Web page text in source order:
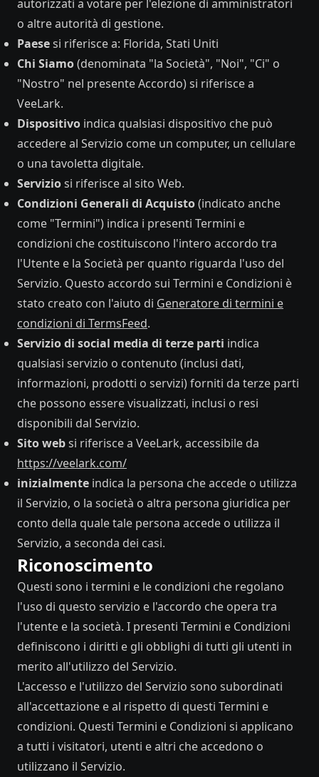
autorizzati a votare per l'elezione di amministratori
o altre autorità di gestione.
Paesesi riferisce a: Florida, Stati Uniti
Chi Siamo(denominata "la Società", "Noi", "Ci" o
"Nostro" nel presente Accordo) si riferisce a
VeeLark.
Dispositivo indica qualsiasi dispositivo che può
accedere al Servizio come un computer, un cellulare
o una tavoletta digitale.
Serviziosi riferisce al sito Web.
Condizioni Generali di Acquisto(indicato anche
come "Termini") indica i presenti Termini e
condizioni che costituiscono l'intero accordo tra
l'Utente e la Società per quanto riguarda l'uso del
Servizio. Questo accordo sui Termini e Condizioni è
stato creato con l'aiuto di Generatore di termini e
condizioni di TermsFeed.
Servizio di social media di terze parti indica
qualsiasi servizio o contenuto (inclusi dati,
informazioni, prodotti o servizi) forniti da terze parti
che possono essere visualizzati, inclusi o resi
disponibili dal Servizio.
Sito websi riferisce a VeeLark, accessibile da
https://veelark.com/
inizialmente indica la persona che accede o utilizza
il Servizio, o la società o altra persona giuridica per
conto della quale tale persona accede o utilizza il
Servizio, a seconda dei casi.
Riconoscimento
Questi sono i termini e le condizioni che regolano
l'uso di questo servizio e l'accordo che opera tra
l'utente e la società. I presenti Termini e Condizioni
definiscono i diritti e gli obblighi di tutti gli utenti in
merito all'utilizzo del Servizio.
L'accesso e l'utilizzo del Servizio sono subordinati
all'accettazione e al rispetto di questi Termini e
condizioni. Questi Termini e Condizioni si applicano
a tutti i visitatori, utenti e altri che accedono o
utilizzano il Servizio.